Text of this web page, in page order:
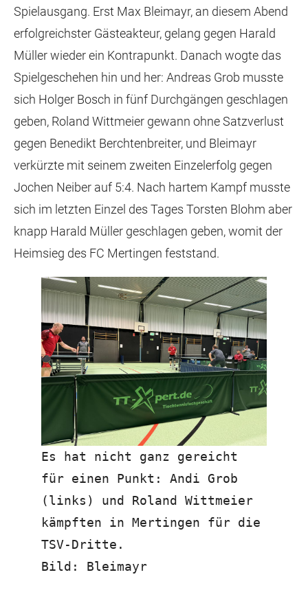
Spielausgang. Erst Max Bleimayr, an diesem Abend
erfolgreichster Gästeakteur, gelang gegen Harald
Müller wieder ein Kontrapunkt. Danach wogte das
Spielgeschehen hin und her: Andreas Grob musste
sich Holger Bosch in fünf Durchgängen geschlagen
geben, Roland Wittmeier gewann ohne Satzverlust
gegen Benedikt Berchtenbreiter, und Bleimayr
verkürzte mit seinem zweiten Einzelerfolg gegen
Jochen Neiber auf 5:4. Nach hartem Kampf musste
sich im letzten Einzel des Tages Torsten Blohm aber
knapp Harald Müller geschlagen geben, womit der
Heimsieg des FC Mertingen feststand.
Es hat nicht ganz gereicht
für einen Punkt: Andi Grob
(links) und Roland Wittmeier
kämpften in Mertingen für die
TSV-Dritte.
Bild: Bleimayr